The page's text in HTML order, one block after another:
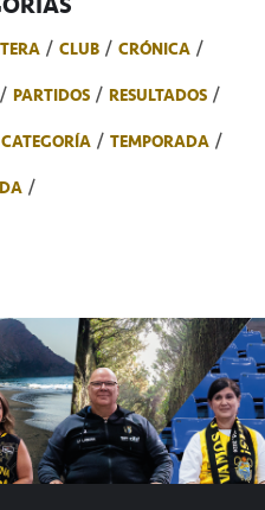
CLUB
CRÓNICA
PARTIDOS
RESULTADOS
TEMPORADA